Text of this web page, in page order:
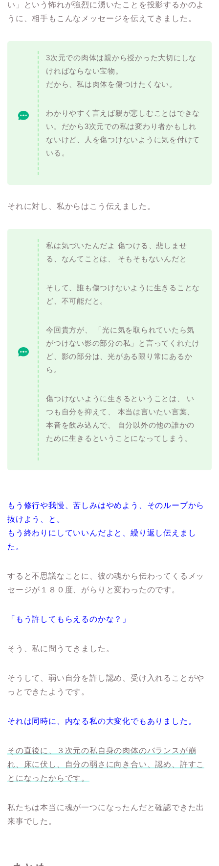
い」という怖れが強烈に湧いたことを投影するかのよ
うに、相手もこんなメッセージを伝えてきました。
3次元での肉体は親から授かった大切にしな
ければならない宝物。
だから、私は肉体を傷つけたくない。
わかりやすく言えば親が悲しむことはできな
い。だから3次元での私は変わり者かもしれ
ないけど、人を傷つけないように気を付けて
いる。
それに対し、私からはこう伝えました。
私は気づいたんだよ 傷つける、悲しませ
る、なんてことは、 そもそもないんだと
そして、誰も傷つけないように生きることな
ど、不可能だと。
今回貴方が、 「光に気を取られていたら気
がつけない影の部分の私」と言ってくれたけ
ど、影の部分は、光がある限り常にあるか
ら。
傷つけないように生きるということは、 い
つも自分を抑えて、 本当は言いたい言葉、
本音を飲み込んで、 自分以外の他の誰かの
ために生きるということになってしまう。
もう修行や我慢、苦しみはやめよう、そのループから
抜けよう、と。
もう終わりにしていいんだよと、繰り返し伝えまし
た。
すると不思議なことに、彼の魂から伝わってくるメッ
セージが１８０度、がらりと変わったのです。
「もう許してもらえるのかな？」
そう、私に問うてきました。
そうして、弱い自分を許し認め、受け入れることがや
っとできたようです。
それは同時に、内なる私の大変化でもありました。
その直後に、３次元の私自身の肉体のバランスが崩
れ、床に伏し、自分の弱さに向き合い、認め、許すこ
とになったからです。
私たちは本当に魂が一つになったんだと確認できた出
来事でした。